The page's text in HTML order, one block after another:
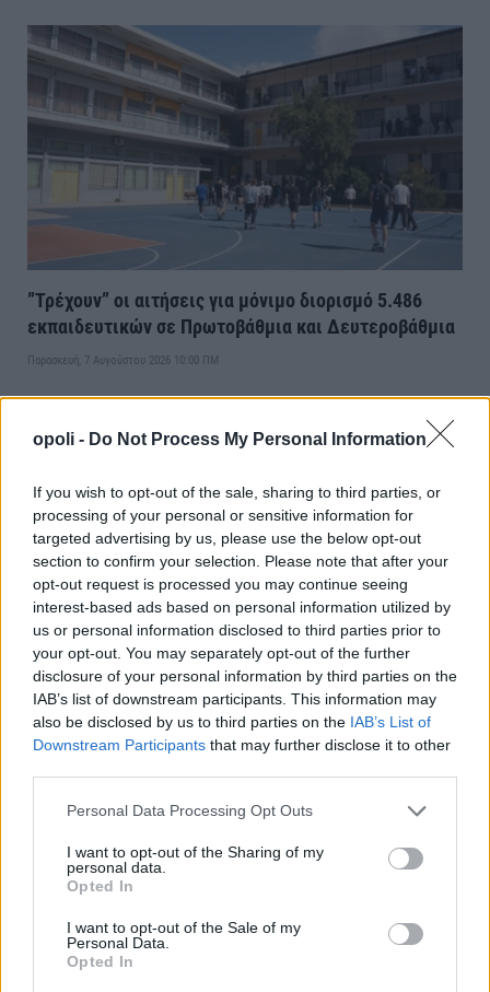
opoli - Do Not Process My Personal Information
If you wish to opt-out of the sale, sharing to third parties, or
processing of your personal or sensitive information for
targeted advertising by us, please use the below opt-out
section to confirm your selection. Please note that after your
opt-out request is processed you may continue seeing
interest-based ads based on personal information utilized by
us or personal information disclosed to third parties prior to
your opt-out. You may separately opt-out of the further
disclosure of your personal information by third parties on the
IAB’s list of downstream participants. This information may
also be disclosed by us to third parties on the IAB’s List of
Downstream Participants that may further disclose it to other
Personal Data Processing Opt Outs
I want to opt-out of the Sharing of my
personal data.
Opted In
I want to opt-out of the Sale of my
Personal Data.
Opted In
”Τρέχουν” οι αιτήσεις για μόνιμο διορισμό 5.486
εκπαιδευτικών σε Πρωτοβάθμια και Δευτεροβάθμια
Παρασκευή, 7 Αυγούστου 2026 10:00 ΠΜ
Νάουσα:Με 2 ταινίες συνεχίζεται ο κινηματογράφος
στο Θερινό Δημοτικό Θέατρο
Πέμπτη, 6 Αυγούστου 2026 11:30 ΠΜ